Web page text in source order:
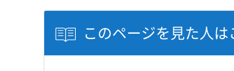
このページを見た人